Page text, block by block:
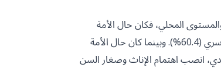
المحلي، فكان حال الأمة
العربية والإسلامية على رأس أكثر الجوانب التي تشغل تفكير السعوديين (71.3%)، متبوعاً بالاستقرار الأسري (60.4%). وبينما كان حال الأمة
انصب اهتمام الإناث وصغار السن